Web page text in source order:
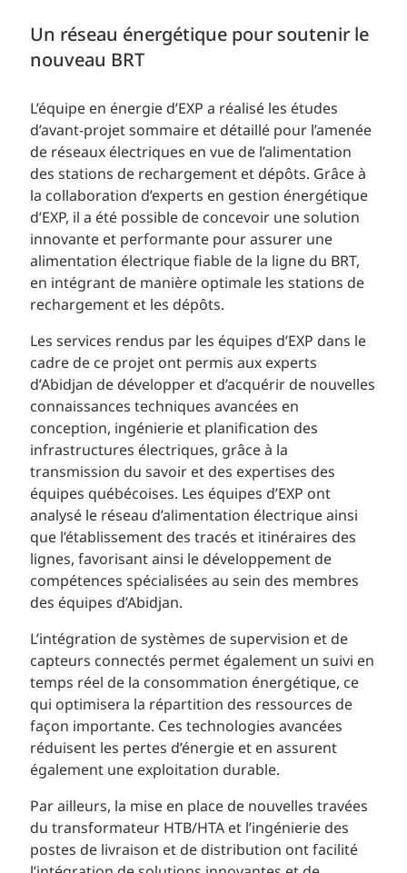
Un réseau énergétique pour soutenir le
nouveau BRT
L’équipe en énergie d’EXP a réalisé les études
d’avant-projet sommaire et détaillé pour l’amenée
de réseaux électriques en vue de l’alimentation
des stations de rechargement et dépôts. Grâce à
la collaboration d’experts en gestion énergétique
d’EXP, il a été possible de concevoir une solution
innovante et performante pour assurer une
alimentation électrique fiable de la ligne du BRT,
en intégrant de manière optimale les stations de
rechargement et les dépôts.
Les services rendus par les équipes d’EXP dans le
cadre de ce projet ont permis aux experts
d’Abidjan de développer et d’acquérir de nouvelles
connaissances techniques avancées en
conception, ingénierie et planification des
infrastructures électriques, grâce à la
transmission du savoir et des expertises des
équipes québécoises. Les équipes d’EXP ont
analysé le réseau d’alimentation électrique ainsi
que l’établissement des tracés et itinéraires des
lignes, favorisant ainsi le développement de
compétences spécialisées au sein des membres
des équipes d’Abidjan.
L’intégration de systèmes de supervision et de
capteurs connectés permet également un suivi en
temps réel de la consommation énergétique, ce
qui optimisera la répartition des ressources de
façon importante. Ces technologies avancées
réduisent les pertes d’énergie et en assurent
également une exploitation durable.
Par ailleurs, la mise en place de nouvelles travées
du transformateur HTB/HTA et l’ingénierie des
postes de livraison et de distribution ont facilité